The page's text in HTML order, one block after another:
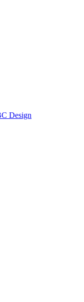
Design